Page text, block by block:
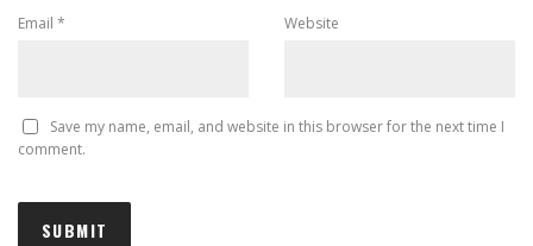
Email * Website
Save my name, email, and website in this browser for the next time I
comment.